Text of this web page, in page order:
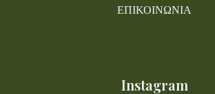
ΕΠΙΚΟΙΝΩΝΙΑ
Instagram